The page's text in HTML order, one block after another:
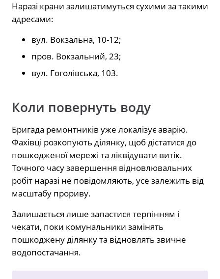
Наразі крани залишатимуться сухими за такими
адресами:
вул. Вокзальна, 10-12;
пров. Вокзальний, 23;
вул. Гоголівська, 103.
Коли повернуть воду
Бригада ремонтників уже локалізує аварію.
Фахівці розкопують ділянку, щоб дістатися до
пошкодженої мережі та ліквідувати витік.
Точного часу завершення відновлювальних
робіт наразі не повідомляють, усе залежить від
масштабу прориву.
Залишається лише запастися терпінням і
чекати, поки комунальники замінять
пошкоджену ділянку та відновлять звичне
водопостачання.